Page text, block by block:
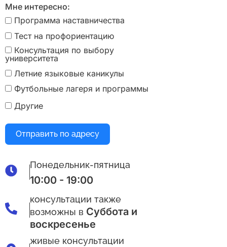
Мне интересно:
Программа наставничества
Тест на профориентацию
Консультация по выбору
университета
Летние языковые каникулы
Футбольные лагеря и программы
Другие
Отправить по адресу
Понедельник-пятница
10:00 - 19:00
консультации также
возможны в Суббота и
воскресенье
живые консультации